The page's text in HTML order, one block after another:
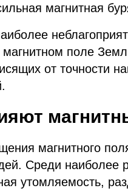
магнитная
поле
от точности
магнитного
Среди наиболее
утомляемость,